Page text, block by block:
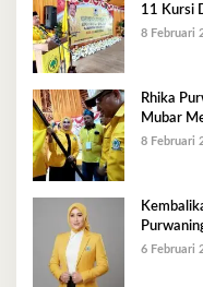
11 Kursi
8 Februari
Rhika
Mubar
8 Februari
Golkar
6 Februari